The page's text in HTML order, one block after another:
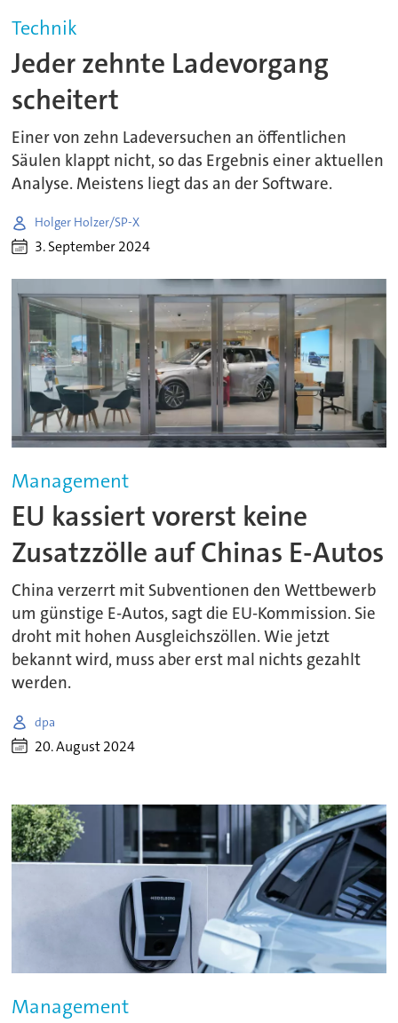
Technik
Jeder zehnte Ladevorgang
scheitert
Einer von zehn Ladeversuchen an öffentlichen
Säulen klappt nicht, so das Ergebnis einer aktuellen
Analyse. Meistens liegt das an der Software.
Holger Holzer/SP-X
3. September 2024
Management
EU kassiert vorerst keine
Zusatzzölle auf Chinas E-Autos
China verzerrt mit Subventionen den Wettbewerb
um günstige E-Autos, sagt die EU-Kommission. Sie
droht mit hohen Ausgleichszöllen. Wie jetzt
bekannt wird, muss aber erst mal nichts gezahlt
werden.
dpa
20. August 2024
Management